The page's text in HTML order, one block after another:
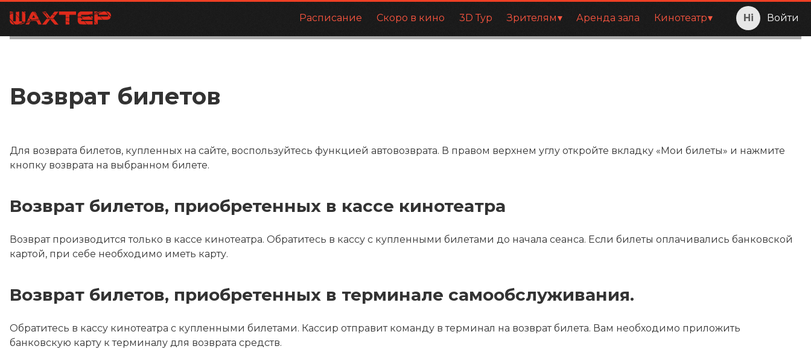
Расписание Скоро в кино 3D Тур Зрителям Аренда зала Кинотеатр Войти
Возврат билетов
Для возврата билетов, купленных на сайте, воспользуйтесь функцией автовозврата. В правом верхнем углу откройте вкладку «Мои билеты» и нажмите
кнопку возврата на выбранном билете.
Возврат билетов, приобретенных в кассе кинотеатра
Возврат производится только в кассе кинотеатра. Обратитесь в кассу с купленными билетами до начала сеанса. Если билеты оплачивались банковской
картой, при себе необходимо иметь карту.
Возврат билетов, приобретенных в терминале самообслуживания.
Обратитесь в кассу кинотеатра с купленными билетами. Кассир отправит команду в терминал на возврат билета. Вам необходимо приложить
банковскую карту к терминалу для возврата средств.